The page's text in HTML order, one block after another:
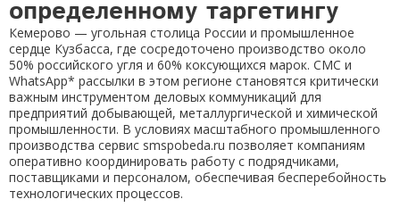
определенному таргетингу
Кемерово — угольная столица России и промышленное
сердце Кузбасса, где сосредоточено производство около
50% российского угля и 60% коксующихся марок. СМС и
WhatsApp* рассылки в этом регионе становятся критически
важным инструментом деловых коммуникаций для
предприятий добывающей, металлургической и химической
промышленности. В условиях масштабного промышленного
производства сервис smspobeda.ru позволяет компаниям
оперативно координировать работу с подрядчиками,
поставщиками и персоналом, обеспечивая бесперебойность
технологических процессов.
Ошибка!
Закрыть